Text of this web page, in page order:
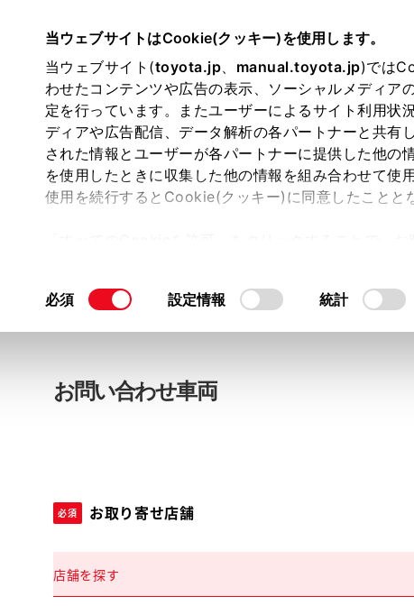
当ウェブサイトはCookie(クッキー)を使用します。
当ウェブサイト(toyota.jp、 manual.toyota.jp)では
わせたコンテンツや広告の表示、ソーシャルメディア
定を行っています。またユーザーによるサイト利用状
ディアや広告配信、データ解析の各パートナーと共有
された情報とユーザーが各パートナーに提供した他の
を使用したときに収集した他の情報を組み合わせて使
使用を続行するとCookie(クッキー)に同意したことと
て」をご覧ください。
同
択
必須 設定情報 統計
は必須です。中古車：お問い合わせ
お客さま情報の入力 入
お問い合わせ車両
必須 お取り寄せ店舗
店舗を探す